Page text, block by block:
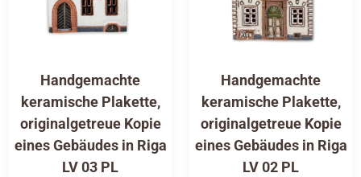
Handgemachte
keramische Plakette,
originalgetreue Kopie
eines Gebäudes in Riga
LV 03 PL
Handgemachte
keramische Plakette,
originalgetreue Kopie
eines Gebäudes in Riga
LV 02 PL